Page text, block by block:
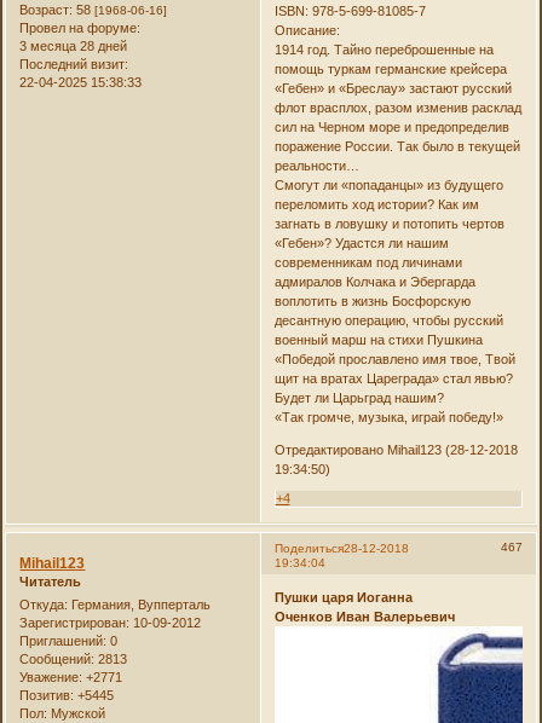
Возраст: 58[1968-06-16]
Провел на форуме:
3 месяца 28 дней
Последний визит:
22-04-2025 15:38:33
ISBN: 978-5-699-81085-7
Описание:
1914 год. Тайно переброшенные на
помощь туркам германские крейсера
«Гебен» и «Бреслау» застают русский
флот врасплох, разом изменив расклад
сил на Черном море и предопределив
поражение России. Так было в текущей
реальности…
Смогут ли «попаданцы» из будущего
переломить ход истории? Как им
загнать в ловушку и потопить чертов
«Гебен»? Удастся ли нашим
современникам под личинами
адмиралов Колчака и Эбергарда
воплотить в жизнь Босфорскую
десантную операцию, чтобы русский
военный марш на стихи Пушкина
«Победой прославлено имя твое, Твой
щит на вратах Цареграда» стал явью?
Будет ли Царьград нашим?
«Так громче, музыка, играй победу!»
Отредактировано Mihail123 (28-12-2018
19:34:50)
+4
Поделиться 467
28-12-2018
19:34:04
Mihail123
Читатель
Откуда: Германия, Вупперталь
Зарегистрирован: 10-09-2012
Приглашений: 0
Сообщений: 2813
Уважение: +2771
Позитив: +5445
Пол: Мужской
Пушки царя Иоганна
Оченков Иван Валерьевич